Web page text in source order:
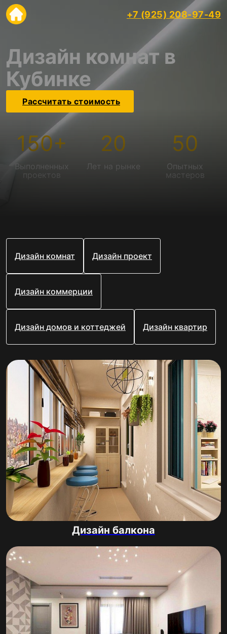
+7 (925) 208-97-49
Дизайн комнат в
Кубинке
Рассчитать стоимость
150+
Выполненных
проектов
20
Лет на рынке
50
Опытных
мастеров
Дизайн комнат Дизайн проект
Дизайн коммерции
Дизайн домов и коттеджей Дизайн квартир
Дизайн балкона